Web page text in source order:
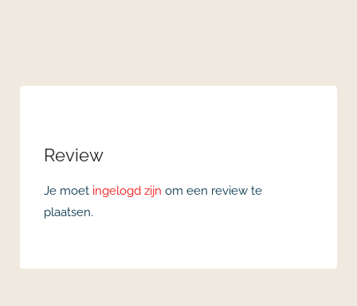
Review
Je moet ingelogd zijn om een review te
plaatsen.